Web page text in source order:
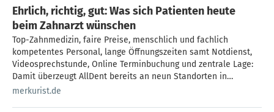
Ehrlich, richtig, gut: Was sich Patienten heute
beim Zahnarzt wünschen
Top-Zahnmedizin, faire Preise, menschlich und fachlich
kompetentes Personal, lange Öffnungszeiten samt Notdienst,
Videosprechstunde, Online Terminbuchung und zentrale Lage:
Damit überzeugt AllDent bereits an neun Standorten in
Deutschland.
merkurist.de